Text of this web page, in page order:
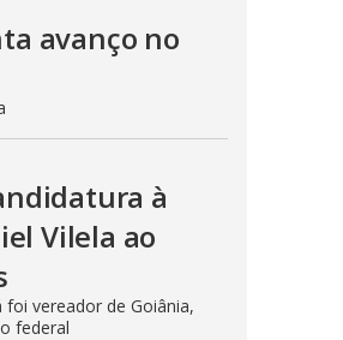
avanço no
à
Vilela ao
vereador de Goiânia,
federal